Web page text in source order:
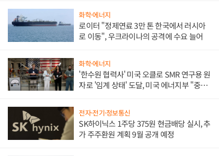
화학·에너지
로이터 "정제연료 3만 톤 한국에서 러시아
로 이동", 우크라이나의 공격에 수요 늘어
화학·에너지
'한수원 협력사' 미국 오클로 SMR 연구용 원
자로 '임계 상태' 도달, 미국 에너지부 "중요
전자·전기·정보통신
SK하이닉스 1주당 375원 현금배당 실시, 추
가 주주환원 계획 9월 공개 예정